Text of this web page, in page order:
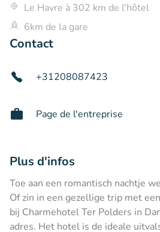
Le Havre à 302 km de l'hôtel
6km de la gare
Contact
+31208087423
Page de l'entreprise
Plus d'infos
Toe aan een romantisch nachtje
Of zin in een gezellige trip met
bij Charmehotel Ter Polders in
adres. Het hotel is de ideale